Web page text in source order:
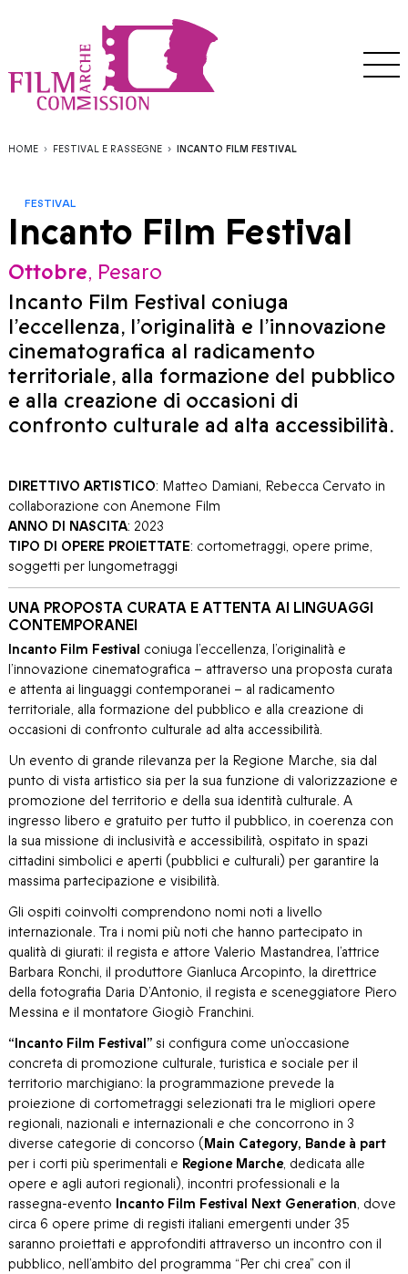
HOME FESTIVAL E RASSEGNE INCANTO FILM FESTIVAL
FESTIVAL
Incanto Film Festival
Ottobre, Pesaro
Incanto Film Festival coniuga
l’eccellenza, l’originalità e l’innovazione
cinematografica al radicamento
territoriale, alla formazione del pubblico
e alla creazione di occasioni di
confronto culturale ad alta accessibilità.
DIRETTIVO ARTISTICO: Matteo Damiani, Rebecca Cervato in
collaborazione con Anemone Film
ANNO DI NASCITA: 2023
TIPO DI OPERE PROIETTATE: cortometraggi, opere prime,
soggetti per lungometraggi
UNA PROPOSTA CURATA E ATTENTA AI LINGUAGGI
CONTEMPORANEI
Incanto Film Festival coniuga l’eccellenza, l’originalità e
l’innovazione cinematografica – attraverso una proposta curata
e attenta ai linguaggi contemporanei – al radicamento
territoriale, alla formazione del pubblico e alla creazione di
occasioni di confronto culturale ad alta accessibilità.
Un evento di grande rilevanza per la Regione Marche, sia dal
punto di vista artistico sia per la sua funzione di valorizzazione e
promozione del territorio e della sua identità culturale. A
ingresso libero e gratuito per tutto il pubblico, in coerenza con
la sua missione di inclusività e accessibilità, ospitato in spazi
cittadini simbolici e aperti (pubblici e culturali) per garantire la
massima partecipazione e visibilità.
Gli ospiti coinvolti comprendono nomi noti a livello
internazionale. Tra i nomi più noti che hanno partecipato in
qualità di giurati: il regista e attore Valerio Mastandrea, l’attrice
Barbara Ronchi, il produttore Gianluca Arcopinto, la direttrice
della fotografia Daria D’Antonio, il regista e sceneggiatore Piero
Messina e il montatore Giogiò Franchini.
“Incanto Film Festival” si configura come un’occasione
concreta di promozione culturale, turistica e sociale per il
territorio marchigiano: la programmazione prevede la
proiezione di cortometraggi selezionati tra le migliori opere
regionali, nazionali e internazionali e che concorrono in 3
diverse categorie di concorso (Main Category, Bande à part
per i corti più sperimentali e Regione Marche, dedicata alle
opere e agli autori regionali), incontri professionali e la
rassegna-evento Incanto Film Festival Next Generation, dove
circa 6 opere prime di registi italiani emergenti under 35
saranno proiettati e approfonditi attraverso un incontro con il
pubblico, nell’ambito del programma “Per chi crea” con il